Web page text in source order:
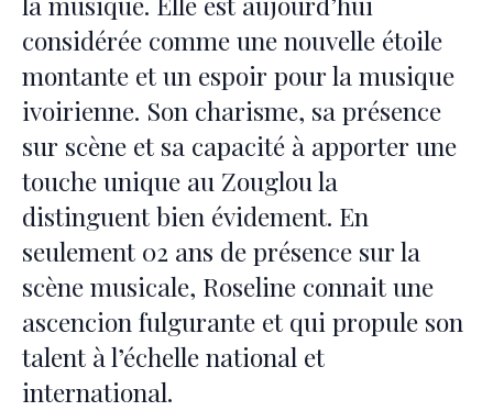
considérée comme une nouvelle étoile
montante et un espoir pour la musique
ivoirienne. Son charisme, sa présence
sur scène et sa capacité à apporter une
touche unique au Zouglou la
distinguent bien évidement. En
seulement 02 ans de présence sur la
scène musicale, Roseline connait une
ascencion fulgurante et qui propule son
talent à l’échelle national et
international.